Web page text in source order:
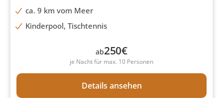
ca. 9 km vom Meer
Kinderpool, Tischtennis
ab250€
je Nacht für max. 10 Personen
Details ansehen